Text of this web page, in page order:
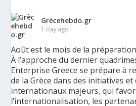
Grècehebdo.gr
1 day ago
Août est le mois de la
À l’approche du dernier
Enterprise Greece se prépare à
de la Grèce dans des initiatives
internationaux majeurs, qui
l’internationalisation, les